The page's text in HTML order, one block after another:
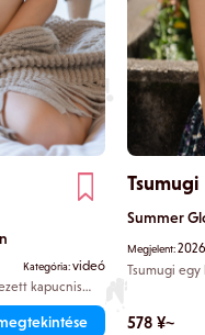
Kategória:videó
kapucnis
az ágyon,
A tekintetetek
Tsumugi
Summer
Megjelent:
Tsumugi egy
fürdő I-
578 ¥~